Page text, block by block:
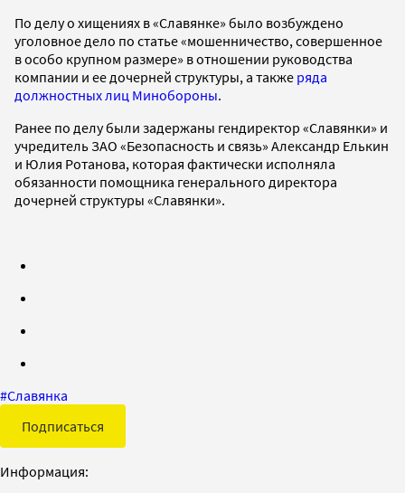
По делу о хищениях в «Славянке» было возбуждено
уголовное дело по статье «мошенничество, совершенное
в особо крупном размере» в отношении руководства
компании и ее дочерней структуры, а также ряда
должностных лиц Минобороны.
Ранее по делу были задержаны гендиректор «Славянки» и
учредитель ЗАО «Безопасность и связь» Александр Елькин
и Юлия Ротанова, которая фактически исполняла
обязанности помощника генерального директора
дочерней структуры «Славянки».
#Славянка
Подписаться
Информация: